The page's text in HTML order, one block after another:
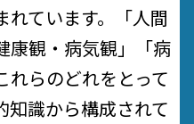
れています。「人間
康観・病気観」「病
れらのどれをとって
知識から構成されて